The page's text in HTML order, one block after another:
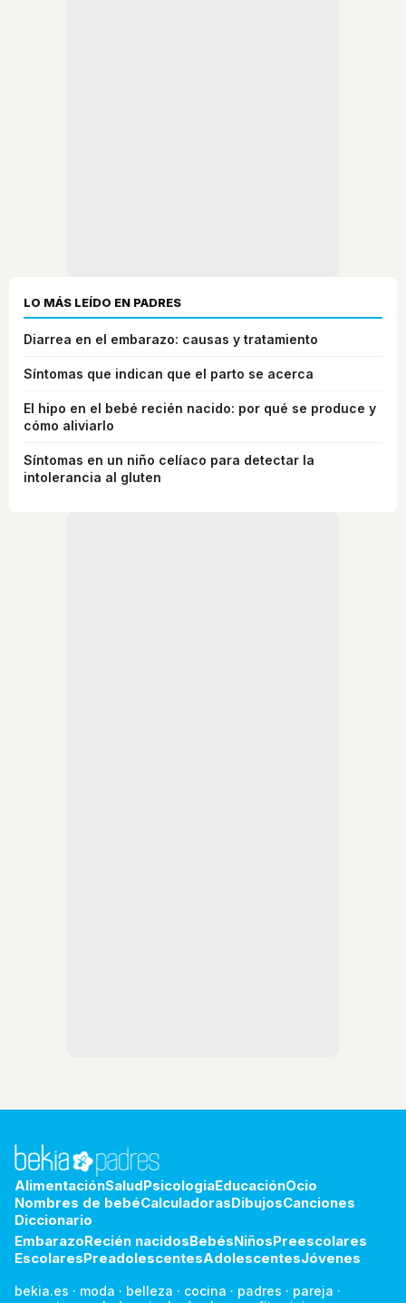
LO MÁS LEÍDO EN PADRES
Diarrea en el embarazo: causas y tratamiento
Síntomas que indican que el parto se acerca
El hipo en el bebé recién nacido: por qué se produce y
cómo aliviarlo
Síntomas en un niño celíaco para detectar la
intolerancia al gluten
AlimentaciónSaludPsicologiaEducaciónOcio
Nombres de bebéCalculadorasDibujosCanciones
Diccionario
EmbarazoRecién nacidosBebésNiñosPreescolares
EscolaresPreadolescentesAdolescentesJóvenes
bekia.es · moda · belleza · cocina · padres · pareja ·